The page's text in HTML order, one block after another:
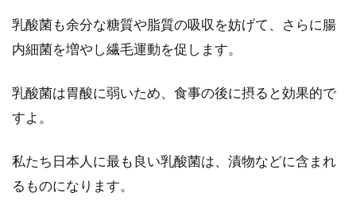
乳酸菌も余分な糖質や脂質の吸収を妨げて、さらに腸
内細菌を増やし繊毛運動を促します。
乳酸菌は胃酸に弱いため、食事の後に摂ると効果的で
すよ。
私たち日本人に最も良い乳酸菌は、漬物などに含まれ
るものになります。